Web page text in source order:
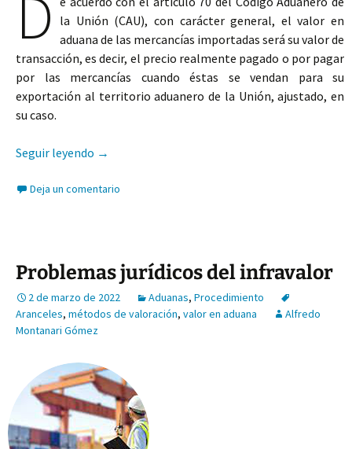
D
la Unión (CAU), con carácter general, el valor en
aduana de las mercancías importadas será su valor de
transacción, es decir, el precio realmente pagado o por pagar
por las mercancías cuando éstas se vendan para su
exportación al territorio aduanero de la Unión, ajustado, en
su caso.
Seguir leyendo El valor en aduana en base a precios
→
Deja un comentario
Problemas jurídicos del infravalor
2 de marzo de 2022 Aduanas, Procedimiento
Aranceles, métodos de valoración, valor en aduana
Alfredo
Montanari Gómez